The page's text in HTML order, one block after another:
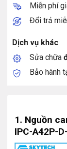
Miễn phí
Đổi trả
Dịch vụ khác
Sửa chữa
Bảo hành
1. Nguồn
IPC-A42P-